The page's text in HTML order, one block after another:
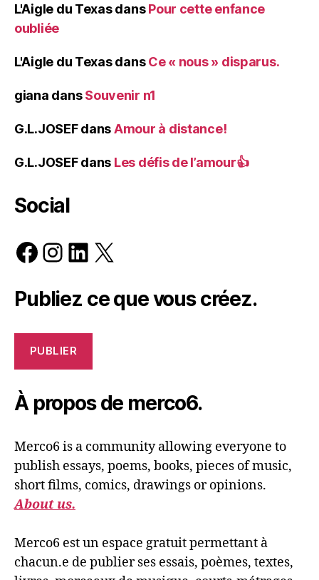
L'Aigle du TexasdansPour cette enfance
oubliée
L'Aigle du TexasdansCe « nous » disparus.
giana dansSouvenir n1
G.L.JOSEFdansAmour à distance!
G.L.JOSEFdans Les défis de l’amour👍
Social
Facebook
Instagram
LinkedIn
X
Publiez ce que vous créez.
PUBLIER
À propos de merco6.
Merco6 is a community allowing everyone to
publish essays, poems, books, pieces of music,
short films, comics, drawings or opinions.
About us.
Merco6 est un espace gratuit permettant à
chacun.e de publier ses essais, poèmes, textes,